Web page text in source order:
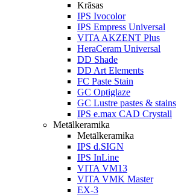
Krāsas
IPS Ivocolor
IPS Empress Universal
VITA AKZENT Plus
HeraCeram Universal
DD Shade
DD Art Elements
FC Paste Stain
GC Optiglaze
GC Lustre pastes & stains
IPS e.max CAD Crystall
Metālkeramika
Metālkeramika
IPS d.SIGN
IPS InLine
VITA VM13
VITA VMK Master
EX-3